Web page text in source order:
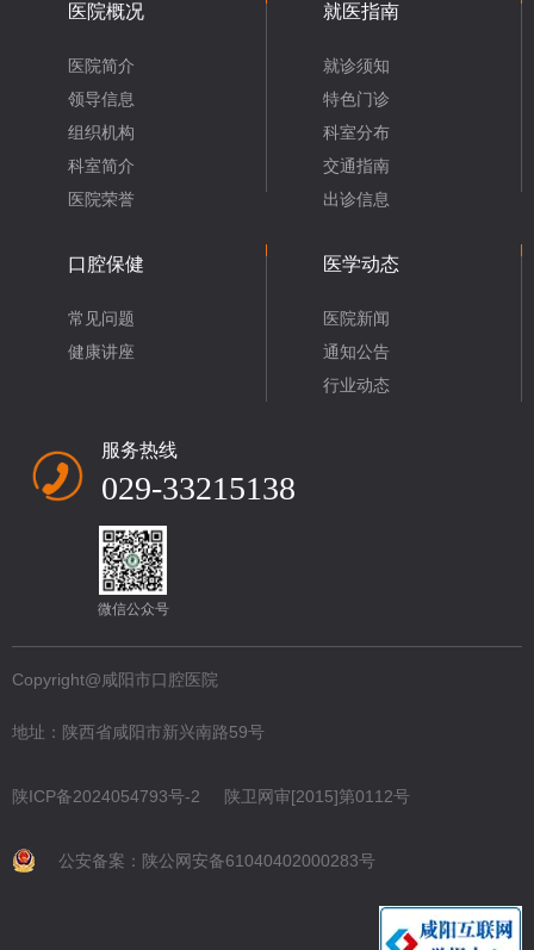
医院概况
医院简介
领导信息
组织机构
科室简介
医院荣誉
就医指南
就诊须知
特色门诊
科室分布
交通指南
出诊信息
口腔保健
常见问题
健康讲座
医学动态
医院新闻
通知公告
行业动态
服务热线
029-33215138
微信公众号
Copyright@咸阳市口腔医院
地址：陕西省咸阳市新兴南路59号
陕ICP备2024054793号-2 陕卫网审[2015]第0112号
公安备案：陕公网安备61040402000283号